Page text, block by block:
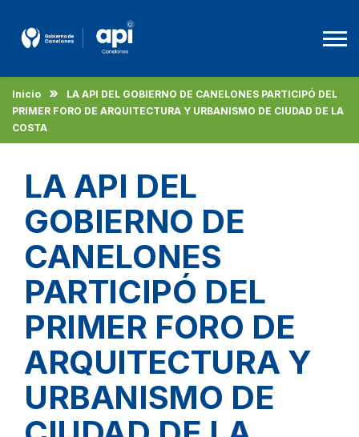
Agencia De Promoción A La Inversión
Beneficios
Descargas
Español
Inicio
LA API DEL GOBIERNO DE CANELONES PARTICIPÓ DEL
PRIMER FORO DE ARQUITECTURA Y URBANISMO DE CIUDAD DE LA
COSTA
LA API DEL
GOBIERNO DE
CANELONES
PARTICIPÓ DEL
PRIMER FORO DE
ARQUITECTURA Y
URBANISMO DE